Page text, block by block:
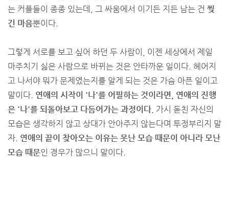
는 커플들이 종종 있는데, 그 싸움에서 이기든 지든 남는 건 찢
긴 마음뿐이다.
그렇게 서로를 보고 싶어 하던 두 사람이, 이젠 세상에서 제일
마주치기 싫은 사람으로 바뀌는 것은 안타까운 일이다. 헤어지
고 나서야 뭐가 문제였는지를 알게 되는 것은 가슴 아픈 일이고
말이다. 연애의 시작이 '나'를 어필하는 것이라면, 연애의 진행
은 '나'를 되돌아보고 다듬어가는 과정이다. 가시 돋친 자신의
모습은 생각하지 않고 상대가 안아주지 않는다며 투정부리지 말
자. 연애의 끝이 찾아오는 이유는 못난 모습 때문이 아니라 모난
모습 때문인 경우가 많으니 말이다.